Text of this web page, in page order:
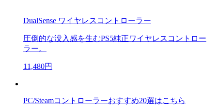
DualSense ワイヤレスコントローラー
圧倒的な没入感を生むPS5純正ワイヤレスコントロー
ラー。
11,480円
PC/Steamコントローラーおすすめ20選はこちら